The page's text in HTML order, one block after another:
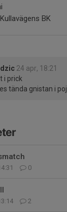
BK
24 apr, 18:21
i prick
tända gnistan i
0
2